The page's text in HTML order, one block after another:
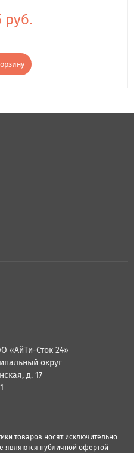
руб.
«АйТи-Сток 24»
округ
д. 17
товаров носят исключительно
являются публичной офертой